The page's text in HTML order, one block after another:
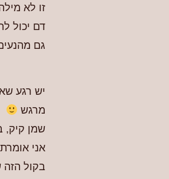
זו לא
דם יכול
גם
יש רגע
מרגש
שמן קיק,
אני
בקול הזה